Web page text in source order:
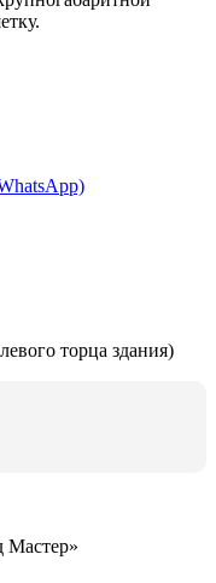
торца здания)
Мастер»